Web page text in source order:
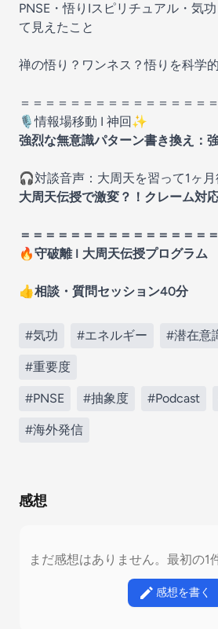
PNSE・悟りIスピリチュアル・気
て見えたこと
禅の悟り？ワンネス？悟りを科学
＝＝＝＝＝＝＝＝＝＝＝＝＝＝＝＝
🎙️情報場移動 I 神回✨️
強烈な無意識パターン書き換え：
🎧️対談音声：大周天を習って1ヶ
大周天伝授で激変？！クレーム対
＝＝＝＝＝＝＝＝＝＝＝＝＝＝＝＝
🔥守破離 I 大周天伝授プログラム
👍️相談・質問セッション40分
#気功 #エネルギー #潜在意
#重要度
#PNSE #抽象度 #Podcast
#海外発信
感想
まだ感想はありません。最初の1
感想を書く